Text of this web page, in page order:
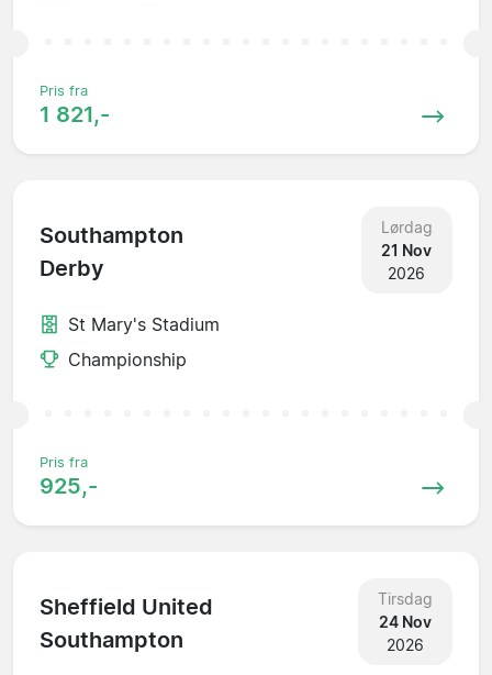
Pris fra
1 821,-
Southampton
Derby
Lørdag
21 Nov
2026
St Mary's Stadium
Championship
Pris fra
925,-
Sheffield United
Southampton
Tirsdag
24 Nov
2026